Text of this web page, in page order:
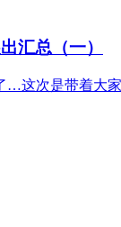
汇总（一）
…这次是带着大